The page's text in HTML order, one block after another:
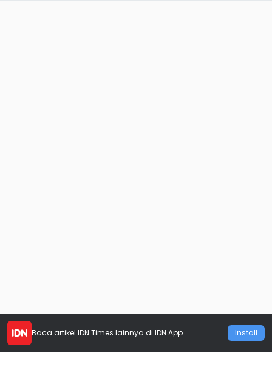
Baca artikel IDN Times lainnya di IDN App Install